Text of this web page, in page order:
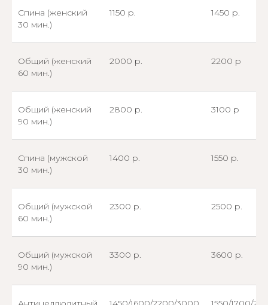
Спина (женский
30 мин.)
1150 р. 1450 р.
Общий (женский
60 мин.)
2000 р. 2200 р
Общий (женский
90 мин.)
2800 р. 3100 р
Спина (мужской
30 мин.)
1400 р. 1550 р.
Общий (мужской
60 мин.)
2300 р. 2500 р.
Общий (мужской
90 мин.)
3300 р. 3600 р.